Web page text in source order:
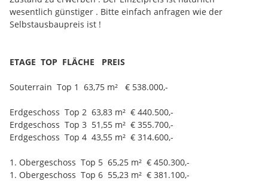
• Photovoltaikanlage (PV) auf allen Carport-Dächern
Zäune und Begrünung:
• Rückseitiger Zaun aus Metall, Farbe Moosgrün
• Hinterseitiger Ausgang mit Tür zum angrenzenden
Einkaufszentrum für schnellen Zugang
Grünflächen:
wesentlich günstiger . Bitte einfach anfragen wie der
Selbstausbaupreis ist !
ETAGE TOP FLÄCHE PREIS
Souterrain Top 1 63,75 m² € 538.000,-
Erdgeschoss Top 2 63,83 m² € 440.500,-
Erdgeschoss Top 3 51,55 m² € 355.700,-
Erdgeschoss Top 4 43,55 m² € 314.600,-
1. Obergeschoss Top 5 65,25 m² € 450.300,-
1. Obergeschoss Top 6 55,23 m² € 381.100,-